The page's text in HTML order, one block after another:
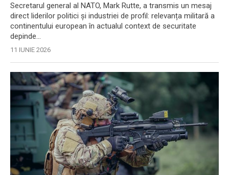
Secretarul general al NATO, Mark Rutte, a transmis un mesaj
direct liderilor politici și industriei de profil: relevanța militară a
continentului european în actualul context de securitate
depinde...
11 IUNIE 2026